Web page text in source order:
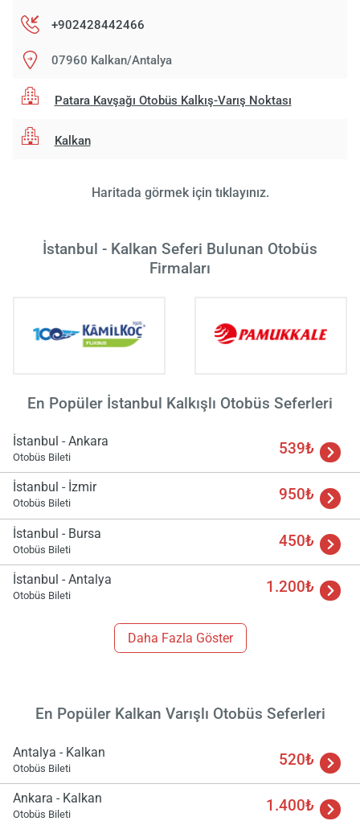
+902428442466
07960 Kalkan/Antalya
Patara Kavşağı Otobüs Kalkış-Varış Noktası
Kalkan
Haritada görmek için tıklayınız.
İstanbul - Kalkan Seferi Bulunan Otobüs
Firmaları
En Popüler İstanbul Kalkışlı Otobüs Seferleri
İstanbul - Ankara
Otobüs Bileti 539₺
İstanbul - İzmir
Otobüs Bileti 950₺
İstanbul - Bursa
Otobüs Bileti 450₺
İstanbul - Antalya
Otobüs Bileti 1.200₺
Daha Fazla Göster
En Popüler Kalkan Varışlı Otobüs Seferleri
Antalya - Kalkan
Otobüs Bileti 520₺
Ankara - Kalkan
Otobüs Bileti 1.400₺